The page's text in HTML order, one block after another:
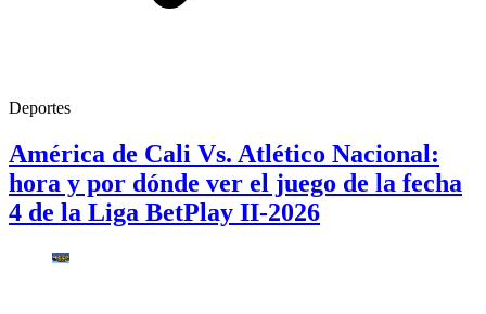
Deportes
América de Cali Vs. Atlético Nacional:
hora y por dónde ver el juego de la fecha
4 de la Liga BetPlay II-2026